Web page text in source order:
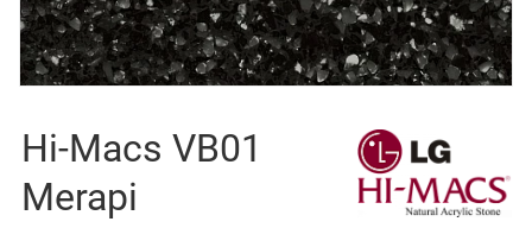
Hi-Macs VB01
Merapi